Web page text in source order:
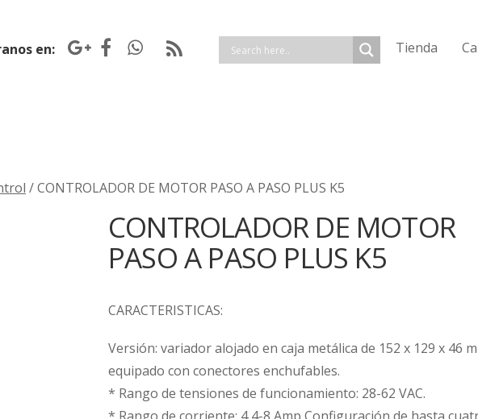
en: Tienda
/ CONTROLADOR DE MOTOR PASO A PASO PLUS K5
CONTROLADOR DE MOTOR
PASO A PASO PLUS K5
CARACTERISTICAS:
Versión: variador alojado en caja metálica de 152 x 129 x 46
equipado con conectores enchufables.
* Rango de tensiones de funcionamiento: 28-62 VAC.